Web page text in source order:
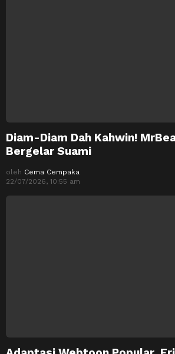
Diam-Diam Dah Kahwin!
Bergelar Suami
oleh Cema Cempaka
22/07/2026, 10:55 am